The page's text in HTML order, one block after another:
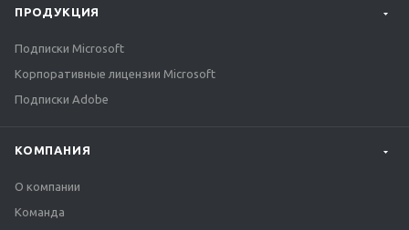
ПРОДУКЦИЯ
Подписки Microsoft
Корпоративные лицензии Microsoft
Подписки Adobe
КОМПАНИЯ
О компании
Команда